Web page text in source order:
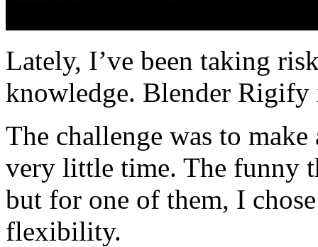
Lately, I’ve been taking
knowledge. Blender
The challenge was to
very little time. The funny
but for one of them, I
flexibility.